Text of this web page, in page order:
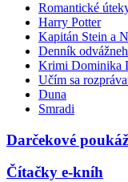
Romantické
Harry Potter
Kapitán Stein a
Denník
Krimi Dominika
Učím sa
Duna
Smradi
Darčekové
Čítačky e-kníh